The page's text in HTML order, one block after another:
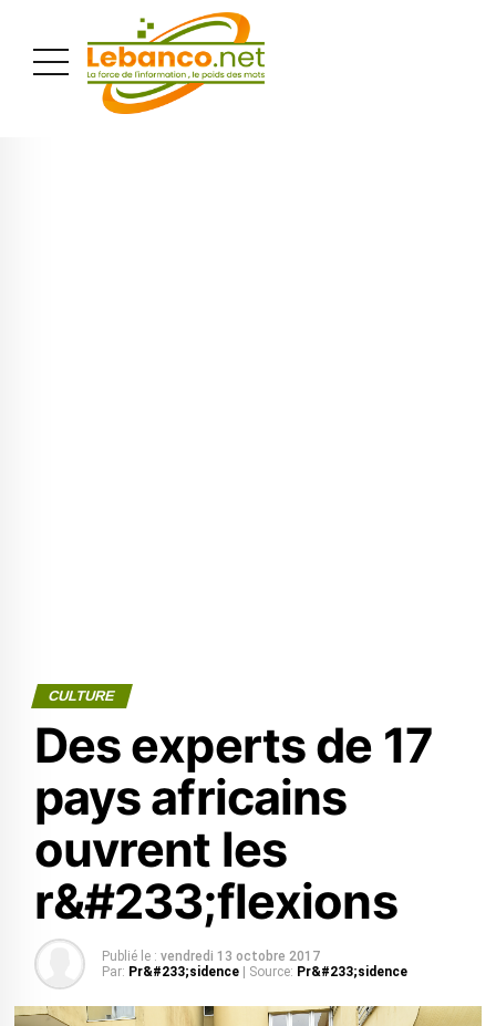
CULTURE
Des experts de 17
pays africains
ouvrent les
r&#233;flexions
Publié le : vendredi 13 octobre 2017
Par: Pr&#233;sidence | Source: Pr&#233;sidence